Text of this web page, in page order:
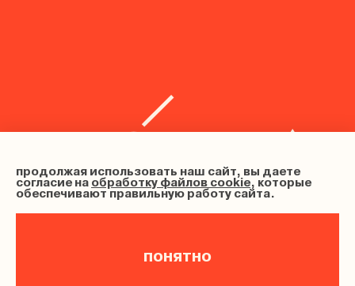
продолжая использовать наш сайт, вы даете
согласие на обработку файлов cookie, которые
обеспечивают правильную работу сайта.
понятно